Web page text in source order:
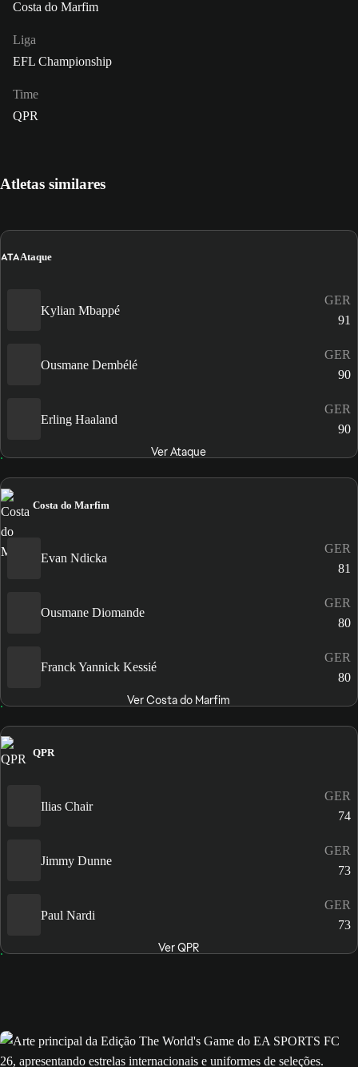
Costa do Marfim
Liga
EFL Championship
Time
QPR
Atletas similares
ATAAtaque
Kylian Mbappé
GER
91
Ousmane Dembélé
GER
90
Erling Haaland
GER
90
Ver Ataque
Costa do Marfim
Evan Ndicka
GER
81
Ousmane Diomande
GER
80
Franck Yannick Kessié
GER
80
Ver Costa do Marfim
QPR
Ilias Chair
GER
74
Jimmy Dunne
GER
73
Paul Nardi
GER
73
Ver QPR